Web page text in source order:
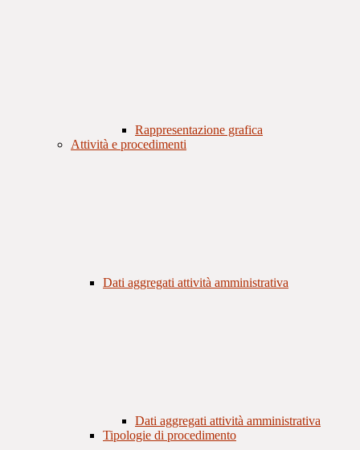
Rappresentazione grafica
Attività e procedimenti
Dati aggregati attività amministrativa
Dati aggregati attività amministrativa
Tipologie di procedimento